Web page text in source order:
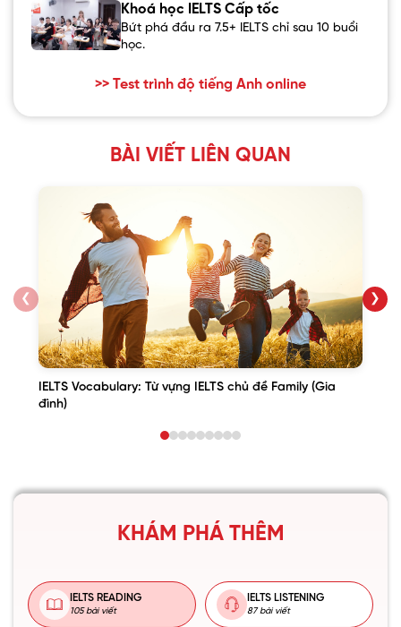
Khoá học IELTS Cấp tốc
Bứt phá đầu ra 7.5+ IELTS chỉ sau 10 buổi
học.
>> Test trình độ tiếng Anh online
BÀI VIẾT LIÊN QUAN
❮
IELTS Vocabulary: Từ vựng IELTS chủ đề Family (Gia
đình)
❯
KHÁM PHÁ THÊM
IELTS READING
105 bài viết
IELTS LISTENING
87 bài viết